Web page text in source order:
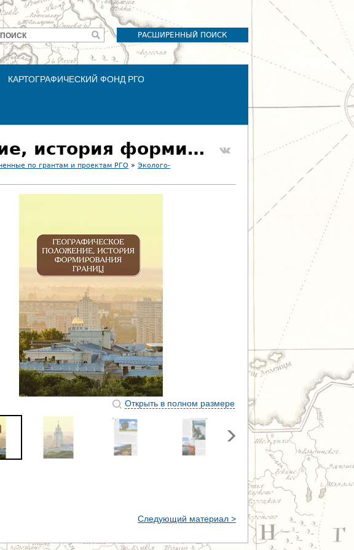
РАСШИРЕННЫЙ ПОИСК
Форма
поиска
ПОИСК
КАРТОГРАФИЧЕСКИЙ ФОНД РГО
008-012. Географическое положение, история формирования границ
по грантам и проектам РГО » Эколого-
Открыть в полном размере
Следующий материал >